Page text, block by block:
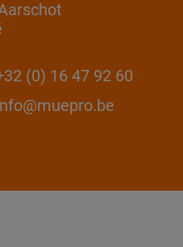
(0) 16 47 92 60